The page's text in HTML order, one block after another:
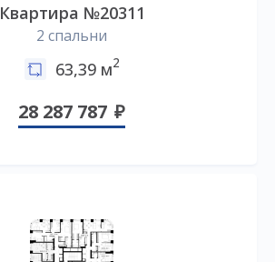
Квартира №20311
2 спальни
63,39 м2
28 287 787